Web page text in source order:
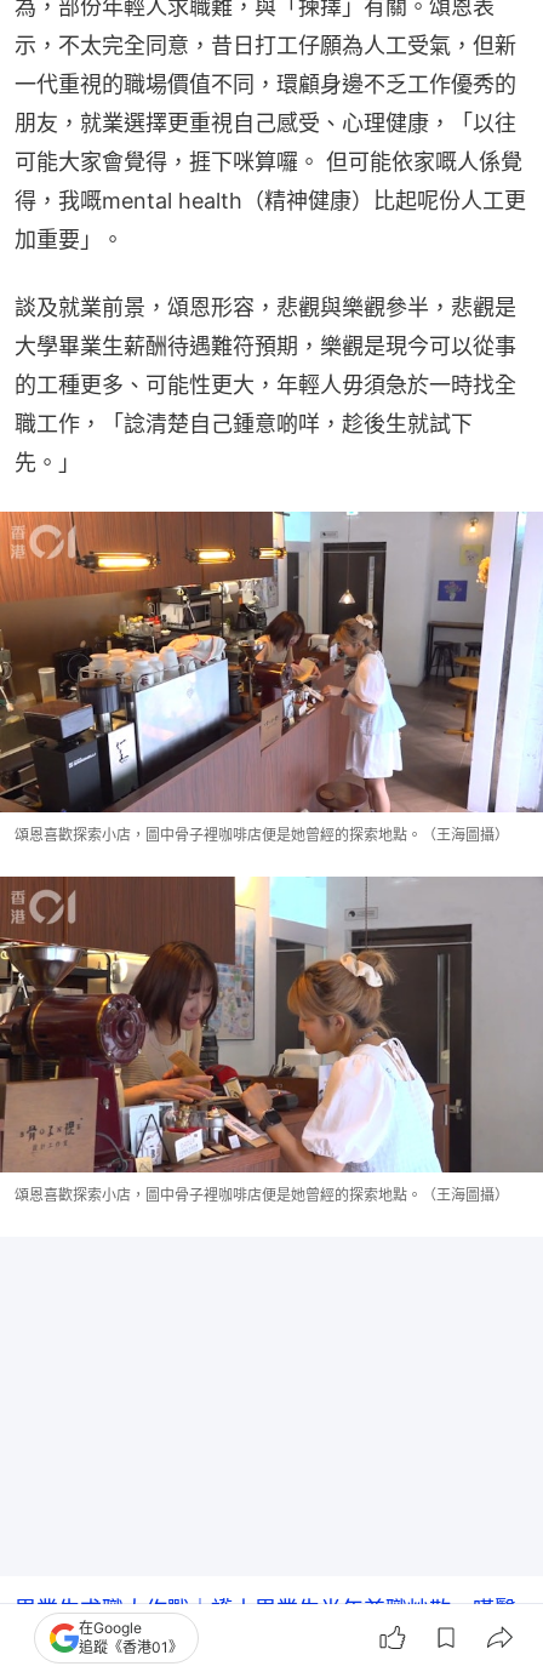
為，部份年輕人求職難，與「揀擇」有關。頌恩表
示，不太完全同意，昔日打工仔願為人工受氣，但新
一代重視的職場價值不同，環顧身邊不乏工作優秀的
朋友，就業選擇更重視自己感受、心理健康，「以往
可能大家會覺得，捱下咪算囉。 但可能依家嘅人係覺
得，我嘅mental health（精神健康）比起呢份人工更
加重要」。
談及就業前景，頌恩形容，悲觀與樂觀參半，悲觀是
大學畢業生薪酬待遇難符預期，樂觀是現今可以從事
的工種更多、可能性更大，年輕人毋須急於一時找全
職工作，「諗清楚自己鍾意啲咩，趁後生就試下
先。」
頌恩喜歡探索小店，圖中骨子裡咖啡店便是她曾經的探索地點。（王海圖攝）
頌恩喜歡探索小店，圖中骨子裡咖啡店便是她曾經的探索地點。（王海圖攝）
畢業生求職大作戰｜護士畢業生半年兼職炒散 嘆醫
院入行競爭加劇
在Google
追蹤《香港01》